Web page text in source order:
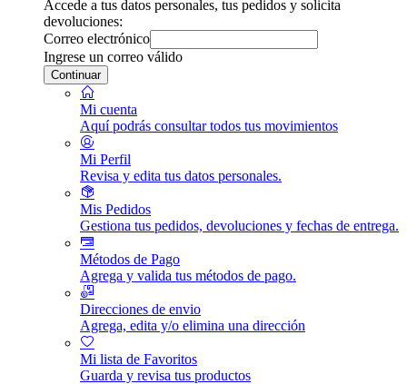
Accede a tus datos personales, tus pedidos y solicita
devoluciones:
Correo electrónico
Ingrese un correo válido
Continuar
Mi cuenta
Aquí podrás consultar todos tus movimientos
Mi Perfil
Revisa y edita tus datos personales.
Mis Pedidos
Gestiona tus pedidos, devoluciones y fechas de entrega.
Métodos de Pago
Agrega y valida tus métodos de pago.
Direcciones de envio
Agrega, edita y/o elimina una dirección
Mi lista de Favoritos
Guarda y revisa tus productos